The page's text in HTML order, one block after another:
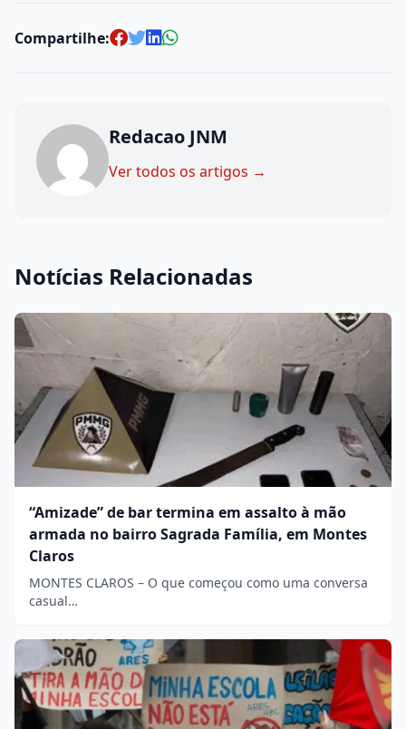
Compartilhe:
Redacao JNM
Ver todos os artigos →
Notícias Relacionadas
“Amizade” de bar termina em assalto à mão
armada no bairro Sagrada Família, em Montes
Claros
MONTES CLAROS – O que começou como uma conversa
casual…